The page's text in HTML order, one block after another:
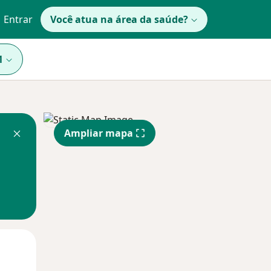
Entrar Você atua na área da saúde?
Ampliar mapa